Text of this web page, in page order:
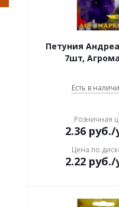
Петуния
7шт,
Есть в
Розничная
2.36руб./
Цена по
2.22руб./